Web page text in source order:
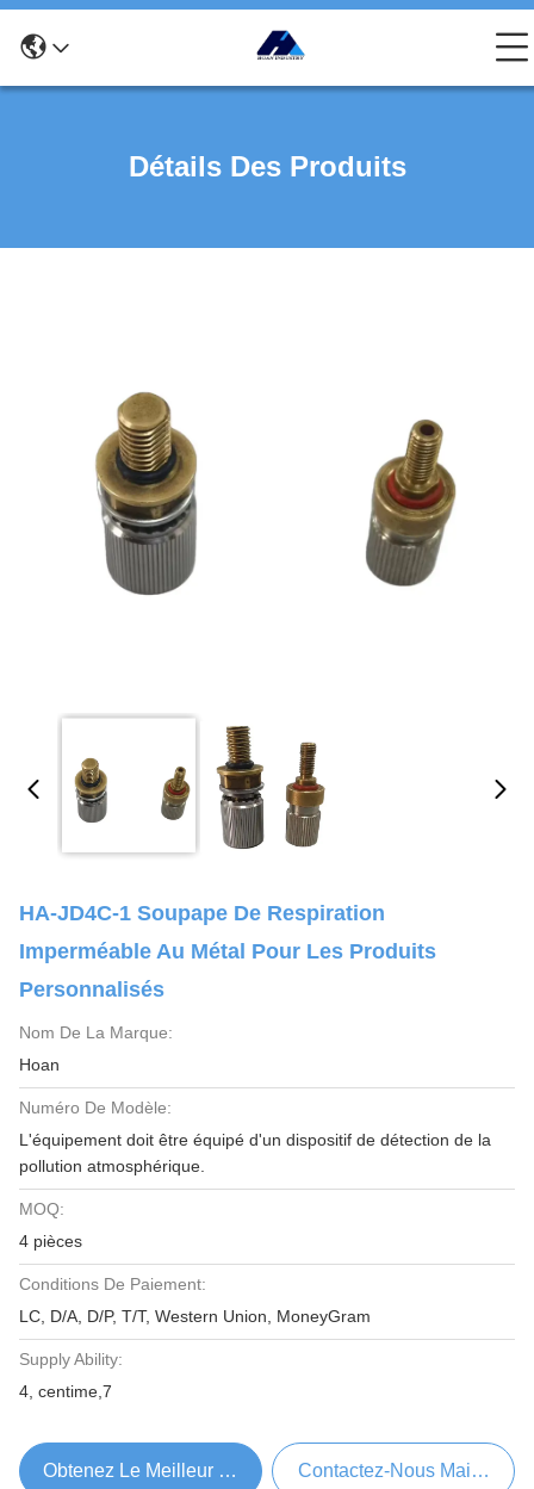
Détails Des Produits
HA-JD4C-1 Soupape De Respiration
Imperméable Au Métal Pour Les Produits
Personnalisés
Nom De La Marque:
Hoan
Numéro De Modèle:
L'équipement doit être équipé d'un dispositif de détection de la
pollution atmosphérique.
MOQ:
4 pièces
Conditions De Paiement:
LC, D/A, D/P, T/T, Western Union, MoneyGram
Supply Ability:
4, centime,7
Obtenez Le Meilleur Prix Contactez-Nous Maintenant